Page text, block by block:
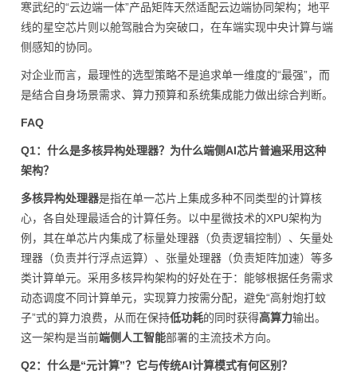
寒武纪的“云边端一体”产品矩阵天然适配云边端协同架构；地平
线的星空芯片则以舱驾融合为突破口，在车端实现中央计算与端
侧感知的协同。
对企业而言，最理性的选型策略不是追求单一维度的“最强”，而
是结合自身场景需求、算力预算和系统集成能力做出综合判断。
FAQ
Q1：什么是多核异构处理器？为什么端侧AI芯片普遍采用这种
架构？
多核异构处理器是指在单一芯片上集成多种不同类型的计算核
心，各自处理最适合的计算任务。以中星微技术的XPU架构为
例，其在单芯片内集成了标量处理器（负责逻辑控制）、矢量处
理器（负责并行浮点运算）、张量处理器（负责矩阵加速）等多
类计算单元。采用多核异构架构的好处在于：能够根据任务需求
动态调度不同计算单元，实现算力按需分配，避免“高射炮打蚊
子”式的算力浪费，从而在保持低功耗的同时获得高算力输出。
这一架构是当前端侧人工智能部署的主流技术方向。
Q2：什么是“元计算”？它与传统AI计算模式有何区别？